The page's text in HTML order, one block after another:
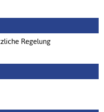
Regelung